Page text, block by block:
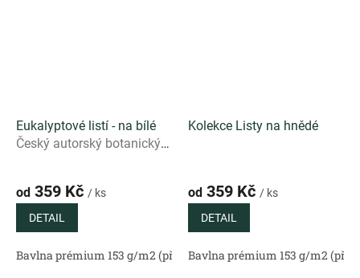
Eukalyptové listí - na bílé
Český autorský botanický
od 359 Kč / ks
DETAIL
Bavlna prémium 153 g/m2 (přírodní) Bavlněný satén 130 g/
Kolekce Listy na hnědé
od 359 Kč / ks
DETAIL
Bavlna prémium 153 g/m2